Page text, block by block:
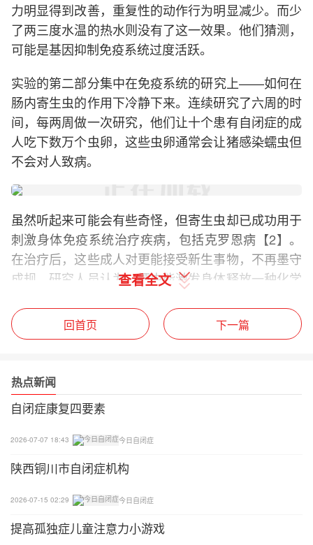
力明显得到改善，重复性的动作行为明显减少。而少
了两三度水温的热水则没有了这一效果。他们猜测，
可能是基因抑制免疫系统过度活跃。
实验的第二部分集中在免疫系统的研究上——如何在
肠内寄生虫的作用下冷静下来。连续研究了六周的时
间，每两周做一次研究，他们让十个患有自闭症的成
人吃下数万个虫卵，这些虫卵通常会让猪感染蠕虫但
不会对人致病。
虽然听起来可能会有些奇怪，但寄生虫却已成功用于
刺激身体免疫系统治疗疾病，包括克罗恩病【2】。
在治疗后，这些成人对更能接受新生事物，不再墨守
成规。研究人员认为，蠕虫能激发身体释放一种化学
研究员埃里克·霍兰德（EricHollander）称，还需要
表示这项研究尚不成熟，现在下结论还为时过早。不
管怎样，自闭症情况复杂，重要的是，自闭症患者在
才智。
入的了解，从而加速找到新的治疗方法。
【1】阿斯伯格综合征（AS）：属于孤独症谱系障碍
查看全文
回首页 下一篇
热点新闻
自闭症康复四要素
2026-07-07 18:43 今日自闭症
陕西铜川市自闭症机构
2026-07-15 02:29 今日自闭症
提高孤独症儿童注意力小游戏